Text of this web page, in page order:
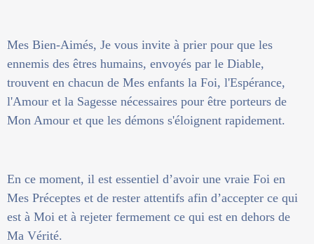
Mes Bien-Aimés, Je vous invite à prier pour que les
ennemis des êtres humains, envoyés par le Diable,
trouvent en chacun de Mes enfants la Foi, l'Espérance,
l'Amour et la Sagesse nécessaires pour être porteurs de
Mon Amour et que les démons s'éloignent rapidement.
En ce moment, il est essentiel d’avoir une vraie Foi en
Mes Préceptes et de rester attentifs afin d’accepter ce qui
est à Moi et à rejeter fermement ce qui est en dehors de
Ma Vérité.